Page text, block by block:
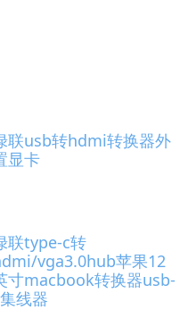
联usb转hdmi转换器外
显卡
联type-c转
vga3.0hub苹果12
寸macbook转换器usb-
线器